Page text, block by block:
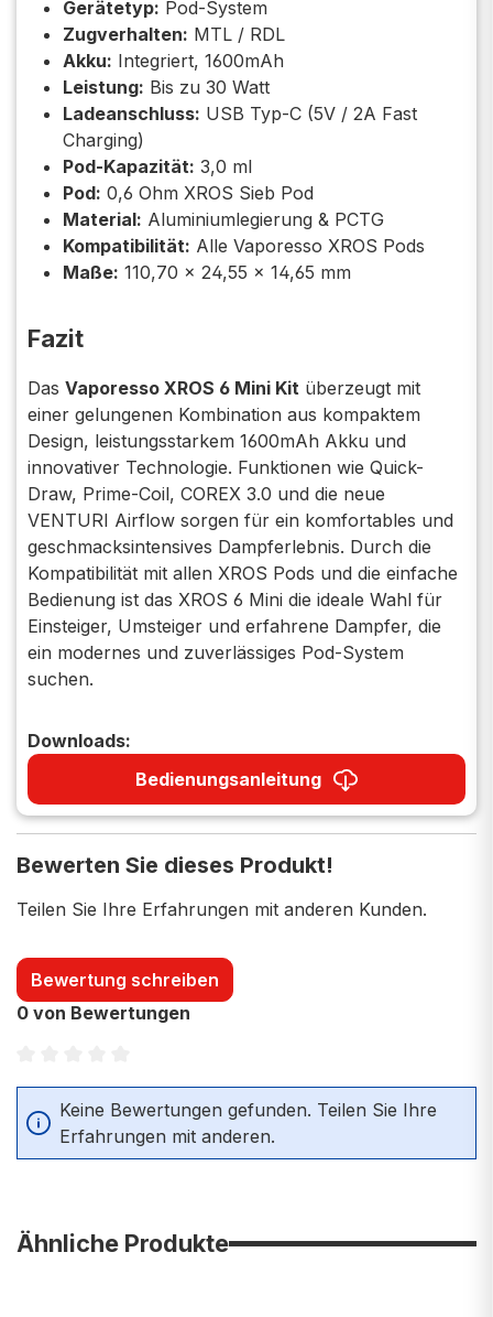
Gerätetyp: Pod-System
Zugverhalten: MTL / RDL
Akku: Integriert, 1600mAh
Leistung: Bis zu 30 Watt
Ladeanschluss: USB Typ-C (5V / 2A Fast
Charging)
Pod-Kapazität: 3,0 ml
Pod: 0,6 Ohm XROS Sieb Pod
Material: Aluminiumlegierung & PCTG
Kompatibilität: Alle Vaporesso XROS Pods
Maße: 110,70 × 24,55 × 14,65 mm
Fazit
Das Vaporesso XROS 6 Mini Kit überzeugt mit
einer gelungenen Kombination aus kompaktem
Design, leistungsstarkem 1600mAh Akku und
innovativer Technologie. Funktionen wie Quick-
Draw, Prime-Coil, COREX 3.0 und die neue
VENTURI Airflow sorgen für ein komfortables und
geschmacksintensives Dampferlebnis. Durch die
Kompatibilität mit allen XROS Pods und die einfache
Bedienung ist das XROS 6 Mini die ideale Wahl für
Einsteiger, Umsteiger und erfahrene Dampfer, die
ein modernes und zuverlässiges Pod-System
suchen.
Downloads:
Bedienungsanleitung
Bewerten Sie dieses Produkt!
Teilen Sie Ihre Erfahrungen mit anderen Kunden.
Bewertung schreiben
0 von Bewertungen
Durchschnittliche Bewertung von 0 von 5 Sternen
Keine Bewertungen gefunden. Teilen Sie Ihre
Erfahrungen mit anderen.
Ähnliche Produkte